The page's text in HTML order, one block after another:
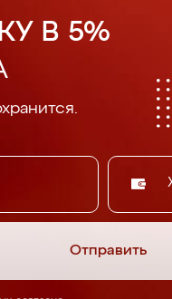
В 5%
Отправить